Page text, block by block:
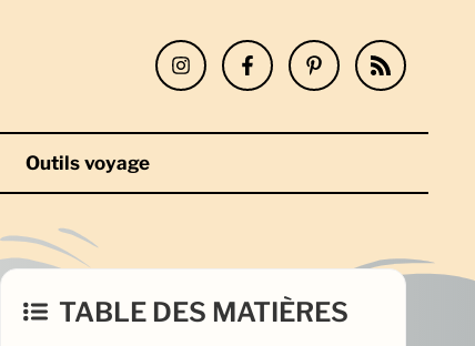
Outils voyage
TABLE DES MATIÈRES